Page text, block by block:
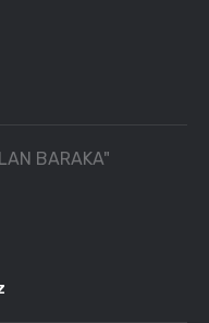
BARAKA"